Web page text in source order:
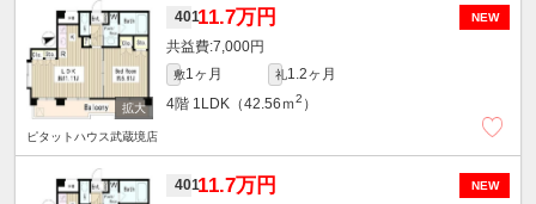
NEW
40111.7万円
7,000円
敷1ヶ月 礼1.2ヶ月
4階 1LDK（42.56ｍ2 ）
ピタットハウス武蔵境店
NEW
40111.7万円